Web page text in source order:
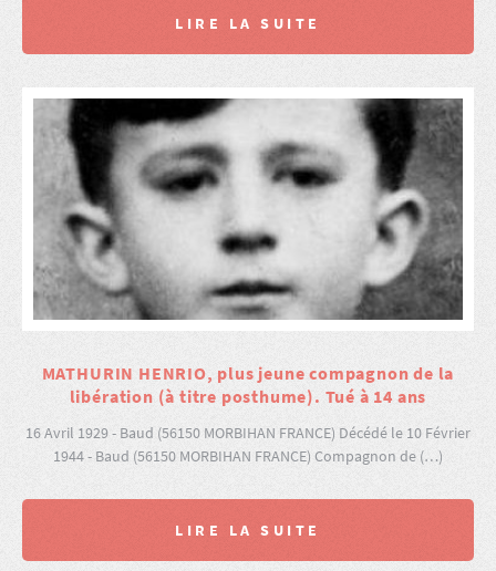
LIRE LA SUITE
MATHURIN HENRIO, plus jeune compagnon de la
libération (à titre posthume). Tué à 14 ans
16 Avril 1929 - Baud (56150 MORBIHAN FRANCE) Décédé le 10 Février
1944 - Baud (56150 MORBIHAN FRANCE) Compagnon de (…)
LIRE LA SUITE